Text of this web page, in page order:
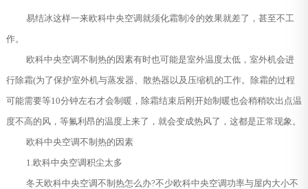
易结冰这样一来欧科中央空调就须化霜制冷的效果就差了，甚至不工
作。
欧科中央空调不制热的因素有时也可能是室外温度太低，室外机会进
行除霜(为了保护室外机与蒸发器、散热器以及压缩机的工作。除霜的过程
可能需要等10分钟左右才会制暖，除霜结束后刚开始制暖也会稍稍吹出点温
度不高的风，等氟利昂的温度上来了，就会变成热风了，这都是正常现象。
欧科中央空调不制热的因素
1.欧科中央空调积尘太多
冬天欧科中央空调不制热怎么办?不少欧科中央空调功率与屋内大小不